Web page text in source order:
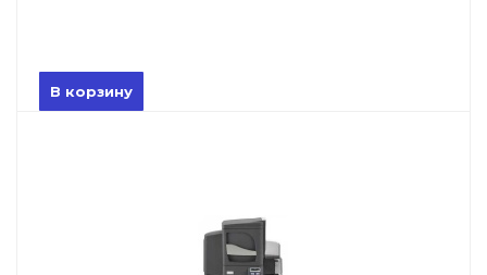
В корзину